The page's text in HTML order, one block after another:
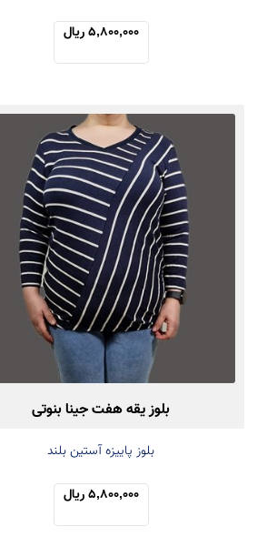
5,800,000 ریال
بلوز یقه هفت جینا بنوتی
بلوز پاییزه آستین بلند
5,800,000 ریال